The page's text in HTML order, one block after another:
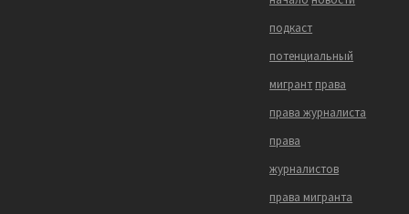
подкаст
потенциальный
мигрант права
права журналиста
права
журналистов
права мигранта